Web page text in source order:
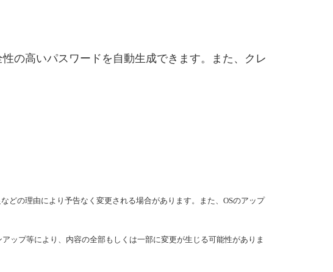
の高いパスワードを自動生成できます。また、クレ
どの理由により予告なく変更される場合があります。また、OSのアップ
ップ等により、内容の全部もしくは一部に変更が生じる可能性がありま